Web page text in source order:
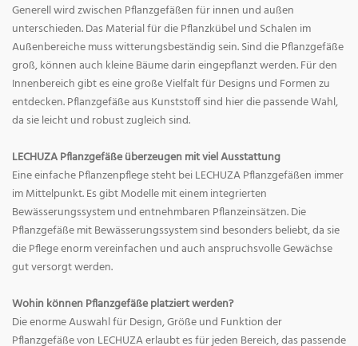
Generell wird zwischen Pflanzgefäßen für innen und außen
unterschieden. Das Material für die Pflanzkübel und Schalen im
Außenbereiche muss witterungsbeständig sein. Sind die Pflanzgefäße
groß, können auch kleine Bäume darin eingepflanzt werden. Für den
Innenbereich gibt es eine große Vielfalt für Designs und Formen zu
entdecken. Pflanzgefäße aus Kunststoff sind hier die passende Wahl,
da sie leicht und robust zugleich sind.
LECHUZA Pflanzgefäße überzeugen mit viel Ausstattung
Eine einfache Pflanzenpflege steht bei LECHUZA Pflanzgefäßen immer
im Mittelpunkt. Es gibt Modelle mit einem integrierten
Bewässerungssystem und entnehmbaren Pflanzeinsätzen. Die
Pflanzgefäße mit Bewässerungssystem sind besonders beliebt, da sie
die Pflege enorm vereinfachen und auch anspruchsvolle Gewächse
gut versorgt werden.
Wohin können Pflanzgefäße platziert werden?
Die enorme Auswahl für Design, Größe und Funktion der
Pflanzgefäße von LECHUZA erlaubt es für jeden Bereich, das passende